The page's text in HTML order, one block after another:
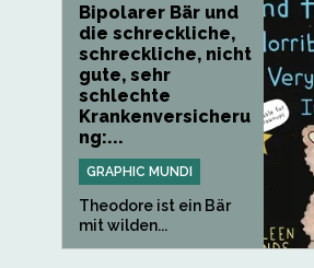
Bipolarer Bär und
die schreckliche,
schreckliche, nicht
gute, sehr
schlechte
Krankenversicheru
ng:...
GRAPHIC MUNDI
Theodore ist ein Bär
mit wilden...